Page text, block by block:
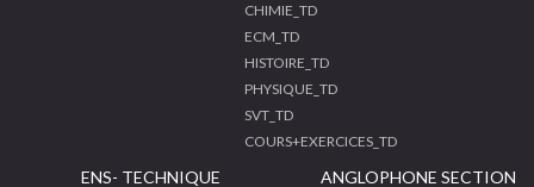
CHIMIE_TD
ECM_TD
HISTOIRE_TD
PHYSIQUE_TD
SVT_TD
COURS+EXERCICES_TD
ENS- TECHNIQUE ANGLOPHONE SECTION